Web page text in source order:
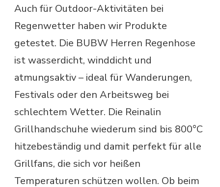
Auch für Outdoor-Aktivitäten bei
Regenwetter haben wir Produkte
getestet. Die BUBW Herren Regenhose
ist wasserdicht, winddicht und
atmungsaktiv – ideal für Wanderungen,
Festivals oder den Arbeitsweg bei
schlechtem Wetter. Die Reinalin
Grillhandschuhe wiederum sind bis 800°C
hitzebeständig und damit perfekt für alle
Grillfans, die sich vor heißen
Temperaturen schützen wollen. Ob beim